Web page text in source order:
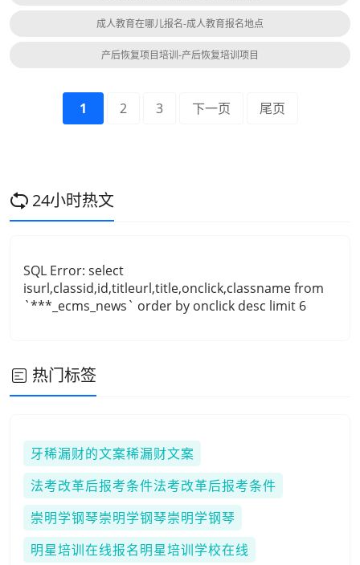
成人教育在哪儿报名-成人教育报名地点
产后恢复项目培训-产后恢复培训项目
1 2 3 下一页 尾页
24小时热文
SQL Error: select
isurl,classid,id,titleurl,title,onclick,classname from
`***_ecms_news` order by onclick desc limit 6
热门标签
牙稀漏财的文案稀漏财文案
法考改革后报考条件法考改革后报考条件
崇明学钢琴崇明学钢琴崇明学钢琴
明星培训在线报名明星培训学校在线